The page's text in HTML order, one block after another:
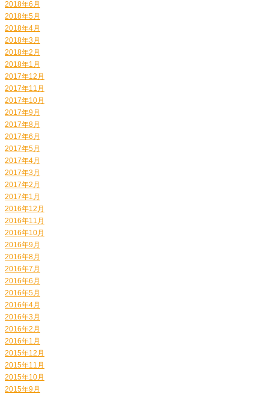
2018年6月
2018年5月
2018年4月
2018年3月
2018年2月
2018年1月
2017年12月
2017年11月
2017年10月
2017年9月
2017年8月
2017年6月
2017年5月
2017年4月
2017年3月
2017年2月
2017年1月
2016年12月
2016年11月
2016年10月
2016年9月
2016年8月
2016年7月
2016年6月
2016年5月
2016年4月
2016年3月
2016年2月
2016年1月
2015年12月
2015年11月
2015年10月
2015年9月